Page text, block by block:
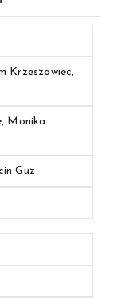
Krzeszowiec,
Monika
Guz